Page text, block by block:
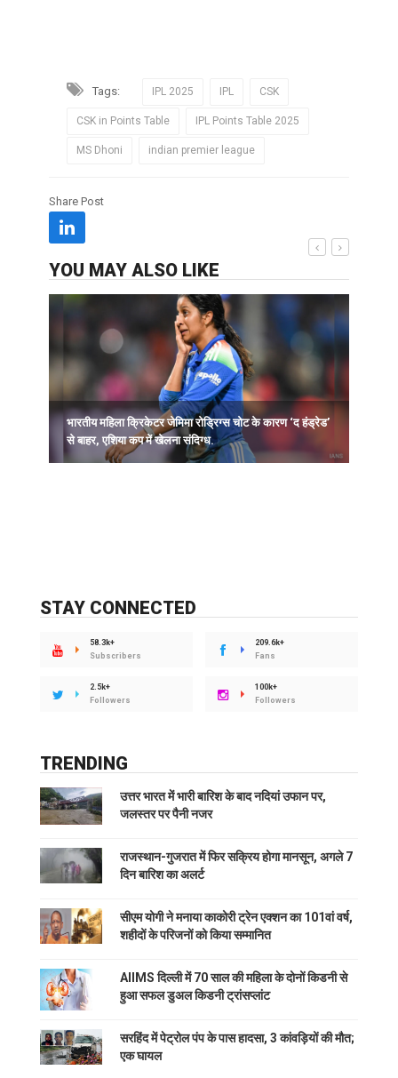
Tags: IPL 2025 IPL CSK
CSK in Points Table IPL Points Table 2025
MS Dhoni indian premier league
Share Post
YOU MAY ALSO LIKE
भारतीय महिला क्रिकेटर जेमिमा रोड्रिग्स चोट के कारण ‘द हंड्रेड’
से बाहर, एशिया कप में खेलना संदिग्ध.
STAY CONNECTED
58.3k+
Subscribers
209.6k+
Fans
2.5k+
Followers
100k+
Followers
TRENDING
उत्तर भारत में भारी बारिश के बाद नदियां उफान पर,
जलस्तर पर पैनी नजर
राजस्थान-गुजरात में फिर सक्रिय होगा मानसून, अगले 7
दिन बारिश का अलर्ट
सीएम योगी ने मनाया काकोरी ट्रेन एक्शन का 101वां वर्ष,
शहीदों के परिजनों को किया सम्मानित
AIIMS दिल्ली में 70 साल की महिला के दोनों किडनी से
हुआ सफल डुअल किडनी ट्रांसप्लांट
सरहिंद में पेट्रोल पंप के पास हादसा, 3 कांवड़ियों की मौत;
एक घायल